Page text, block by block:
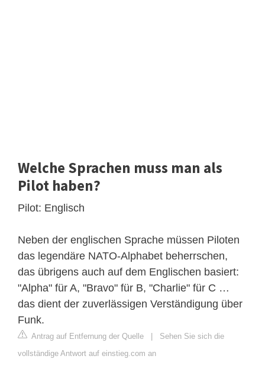
Welche Sprachen muss man als
Pilot haben?
Pilot: Englisch
Neben der englischen Sprache müssen Piloten
das legendäre NATO-Alphabet beherrschen,
das übrigens auch auf dem Englischen basiert:
"Alpha" für A, "Bravo" für B, "Charlie" für C …
das dient der zuverlässigen Verständigung über
Funk.
Antrag auf Entfernung der Quelle | Sehen Sie sich die
vollständige Antwort auf einstieg.com an